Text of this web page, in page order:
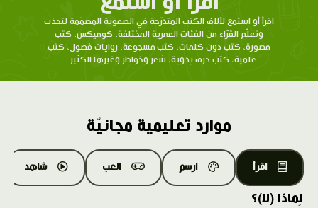
اقرأ أو استمع لآلاف الكتب المتدرّحة في الصعوبة المصمّمة لتجذب
وتعلّم القرّاء من الفئات العمرية المختلفة. كوميكس، كتب
مصورة، كتب دون كلمات، كتب مسجوعة، روايات فصول، كتب
علمية، كتب حرف يدوية، شعر وخواطر وغيرها الكثير...
موارد تعليمية مجانيّة
اقرأ ارسم العب شاهد
لِماذا (لا)؟